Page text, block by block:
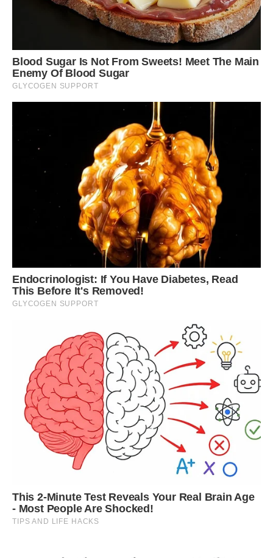
– Ти навіщо так кажеш? Вона ж нам мати! І вона за нами
свого часу прала, ночей не досипала. Як і твоя мати.
– Не порівнюй мою маму зі своєю. Це небо і земля.
Син узяв сусіда за “шкварки”. Але другий брат зупинив
– Не варто, матері знову гірше, ходімо.
Через якийсь час Тамара почала ходити. Сини поставили
її на ноги.
А Марта Василівна занедужала. Їй ставало все гірше та